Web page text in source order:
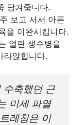
당겨줍니다.
보고 서서 아픈
을 이완시킵니다.
얼린 생수병을
라앉힙니다.
수축했던 근
미세 파열
레칭은 이